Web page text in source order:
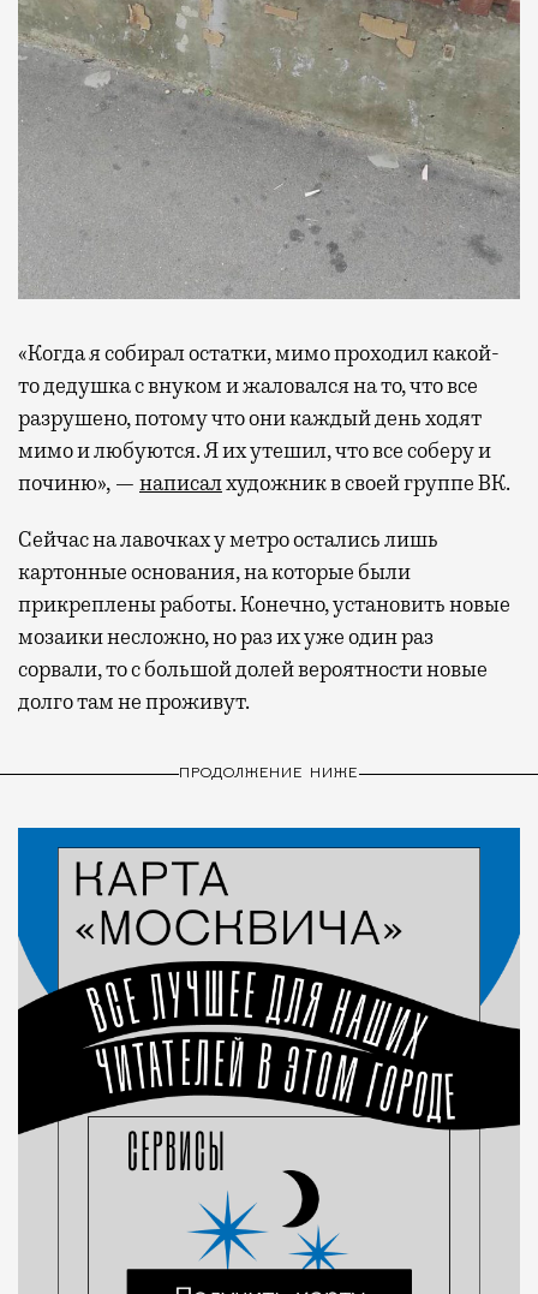
«Когда я собирал остатки, мимо проходил какой-
то дедушка с внуком и жаловался на то, что все
разрушено, потому что они каждый день ходят
мимо и любуются. Я их утешил, что все соберу и
починю», — написалхудожник в своей группе ВК.
Сейчас на лавочках у метро остались лишь
картонные основания, на которые были
прикреплены работы.Конечно, установить новые
мозаики несложно, но раз их уже один раз
сорвали, то с большой долей вероятности новые
долго там не проживут.
ПРОДОЛЖЕНИЕ НИЖЕ